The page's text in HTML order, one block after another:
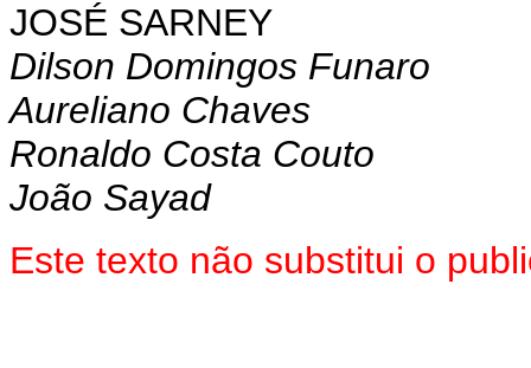
JOSÉ SARNEY
Dilson Domingos Funaro
Aureliano Chaves
Ronaldo Costa Couto
João Sayad
Este texto não substitui o